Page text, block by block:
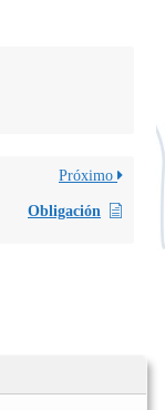
Próximo
Obligación